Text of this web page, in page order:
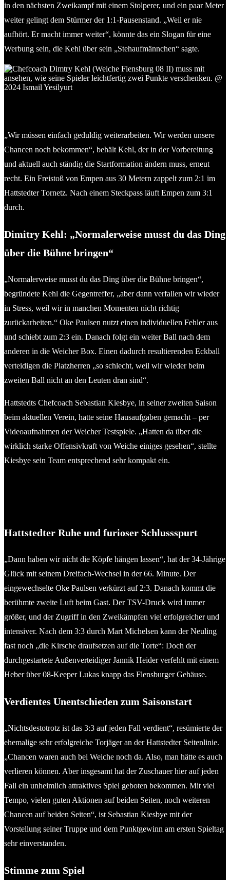
in den nächsten Zweikampf mit einem Stolperer, und ein paar Meter
weiter gelingt dem Stürmer der 1:1-Pausenstand. „Weil er nie
aufhört. Er macht immer weiter“, könnte das ein Slogan für eine
Werbung sein, die Kehl über sein „Stehaufmännchen“ sagte.
„Wir müssen einfach geduldig weiterarbeiten. Wir werden unsere
Chancen noch bekommen“, behält Kehl, der in der Vorbereitung
und aktuell auch ständig die Startformation ändern muss, erneut
recht. Ein Freistoß von Empen aus 30 Metern zappelt zum 2:1 im
Hattstedter Tornetz. Nach einem Steckpass läuft Empen zum 3:1
durch.
Dimitry Kehl: „Normalerweise musst du das Ding
über die Bühne bringen“
„Normalerweise musst du das Ding über die Bühne bringen“,
begründete Kehl die Gegentreffer, „aber dann verfallen wir wieder
in Stress, weil wir in manchen Momenten nicht richtig
zurückarbeiten.“ Oke Paulsen nutzt einen individuellen Fehler aus
und schiebt zum 2:3 ein. Danach folgt ein weiter Ball nach dem
anderen in die Weicher Box. Einen dadurch resultierenden Eckball
verteidigen die Platzherren „so schlecht, weil wir wieder beim
zweiten Ball nicht an den Leuten dran sind“.
Hattstedts Chefcoach Sebastian Kiesbye, in seiner zweiten Saison
beim aktuellen Verein, hatte seine Hausaufgaben gemacht – per
Videoaufnahmen der Weicher Testspiele. „Hatten da über die
wirklich starke Offensivkraft von Weiche einiges gesehen“, stellte
Kiesbye sein Team entsprechend sehr kompakt ein.
Hattstedter Ruhe und furioser Schlussspurt
„Dann haben wir nicht die Köpfe hängen lassen“, hat der 34-Jährige
Glück mit seinem Dreifach-Wechsel in der 66. Minute. Der
eingewechselte Oke Paulsen verkürzt auf 2:3. Danach kommt die
berühmte zweite Luft beim Gast. Der TSV-Druck wird immer
größer, und der Zugriff in den Zweikämpfen viel erfolgreicher und
intensiver. Nach dem 3:3 durch Mart Michelsen kann der Neuling
fast noch „die Kirsche draufsetzen auf die Torte“: Doch der
durchgestartete Außenverteidiger Jannik Heider verfehlt mit einem
Heber über 08-Keeper Lukas knapp das Flensburger Gehäuse.
Verdientes Unentschieden zum Saisonstart
„Nichtsdestotrotz ist das 3:3 auf jeden Fall verdient“, resümierte der
ehemalige sehr erfolgreiche Torjäger an der Hattstedter Seitenlinie.
„Chancen waren auch bei Weiche noch da. Also, man hätte es auch
verlieren können. Aber insgesamt hat der Zuschauer hier auf jeden
Fall ein unheimlich attraktives Spiel geboten bekommen. Mit viel
Tempo, vielen guten Aktionen auf beiden Seiten, noch weiteren
Chancen auf beiden Seiten“, ist Sebastian Kiesbye mit der
Vorstellung seiner Truppe und dem Punktgewinn am ersten Spieltag
sehr einverstanden.
Stimme zum Spiel